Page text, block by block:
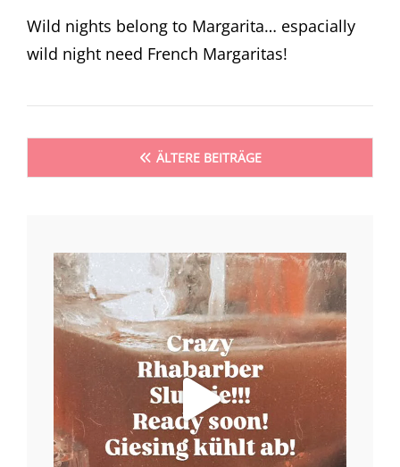
Wild nights belong to Margarita… espacially
wild night need French Margaritas!
BeitragsnavigationÄLTERE BEITRÄGE